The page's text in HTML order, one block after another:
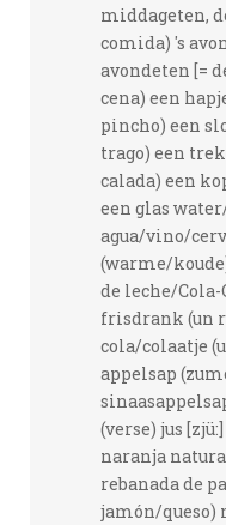
middageten,
comida) 's
avondeten [=
cena) een
pincho) een
trago) een
calada) een
een glas
agua/vino/
(warme/
de leche/
frisdrank (un
cola/colaatje
appelsap
(verse) jus
naranja
rebanada de
jamón/queso)